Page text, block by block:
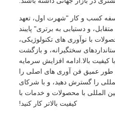
کسب و کار "شهرت اول، تعهد
و دستیابی به برتری" پایبند
با نوآوری های تکنولوژیکی،
سختگیرانه، و بازگشت
کیفیت بالا.ادامه افزایش سرمایه
طور عمیق فن آوری های اصلی را
را گسترش دهید، و با شرکای
المللی با محصولات و خدمات با
کیفیت بالاتر کار کنید!